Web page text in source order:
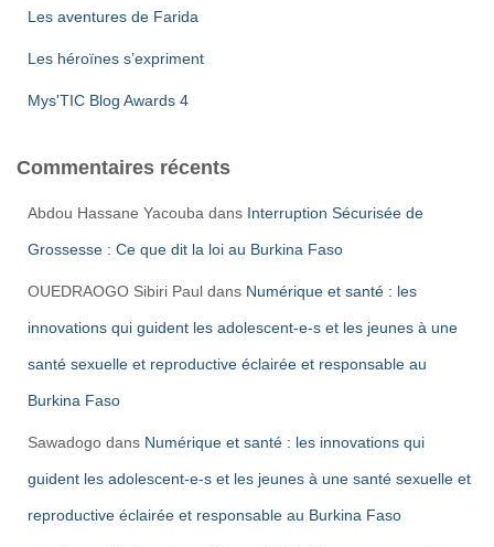
Les aventures de Farida
Les héroïnes s’expriment
Mys'TIC Blog Awards 4
Commentaires récents
Abdou Hassane Yacouba dans Interruption Sécurisée de
Grossesse : Ce que dit la loi au Burkina Faso
OUEDRAOGO Sibiri Paul dans Numérique et santé : les
innovations qui guident les adolescent-e-s et les jeunes à une
santé sexuelle et reproductive éclairée et responsable au
Burkina Faso
Sawadogo dans Numérique et santé : les innovations qui
guident les adolescent-e-s et les jeunes à une santé sexuelle et
reproductive éclairée et responsable au Burkina Faso